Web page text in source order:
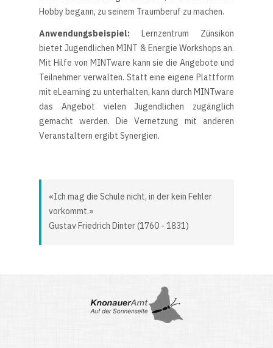
Hobby begann, zu seinem Traumberuf zu machen.
Anwendungsbeispiel: Lernzentrum Zünsikon
bietet Jugendlichen MINT & Energie Workshops an.
Mit Hilfe von MINTware kann sie die Angebote und
Teilnehmer verwalten. Statt eine eigene Plattform
mit eLearning zu unterhalten, kann durch MINTware
das Angebot vielen Jugendlichen zugänglich
gemacht werden. Die Vernetzung mit anderen
Veranstaltern ergibt Synergien.
«Ich mag die Schule nicht, in der kein Fehler
vorkommt.»
Gustav Friedrich Dinter (1760 - 1831)